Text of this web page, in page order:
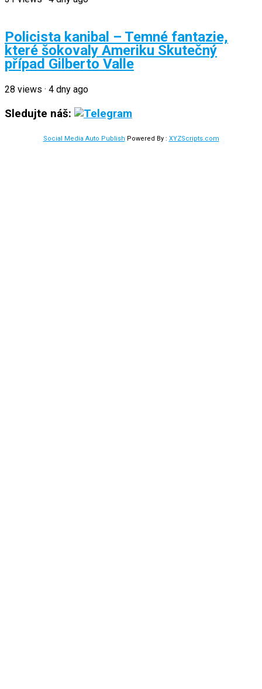
Policista kanibal – Temné fantazie,
které šokovaly Ameriku Skutečný
případ Gilberto Valle
28 views · 4 dny ago
Sledujte náš:
Social Media Auto Publish Powered By : XYZScripts.com